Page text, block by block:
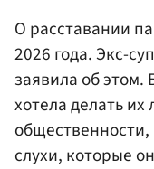
О расставании
2026 года. Экс-
заявила об этом.
хотела делать
слухи, которые